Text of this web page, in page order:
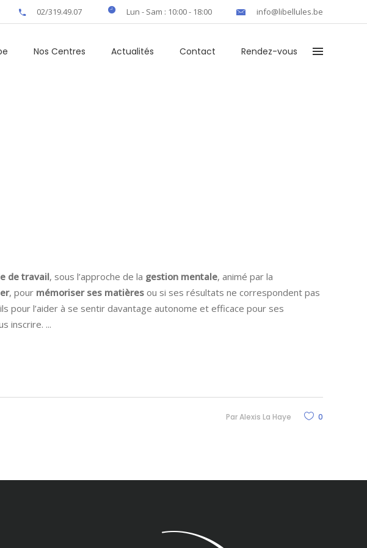
02/319.49.07 Lun - Sam : 10:00 - 18:00 info@libellules.be
Nos Centres Actualités Contact Rendez-vous
de travail, sous l’approche de la gestion mentale, animé par la
, pour mémoriser ses matières ou si ses résultats ne correspondent pas
l’aider à se sentir davantage autonome et efficace pour ses
inscrire.
ParAlexis La Haye 0